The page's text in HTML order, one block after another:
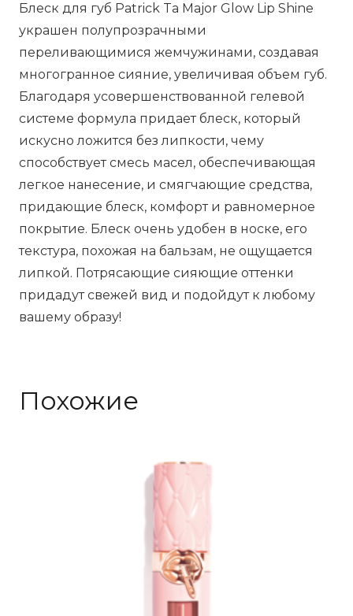
Shine
-
She's
Expensive,
7
мл
Блеск для губ Patrick Ta Major Glow Lip Shine
украшен полупрозрачными
переливающимися жемчужинами, создавая
многогранное сияние, увеличивая объем губ.
Благодаря усовершенствованной гелевой
системе формула придает блеск, который
искусно ложится без липкости, чему
способствует смесь масел, обеспечивающая
легкое нанесение, и смягчающие средства,
придающие блеск, комфорт и равномерное
покрытие. Блеск очень удобен в носке, его
текстура, похожая на бальзам, не ощущается
липкой. Потрясающие сияющие оттенки
придадут свежей вид и подойдут к любому
вашему образу!
Похожие